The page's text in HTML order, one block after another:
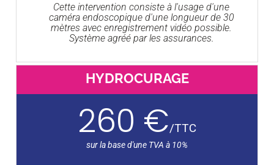
Cette intervention consiste à l'usage d'une
caméra endoscopique d'une longueur de 30
mètres avec enregistrement vidéo possible.
Système agréé par les assurances.
HYDROCURAGE
260 €/TTC